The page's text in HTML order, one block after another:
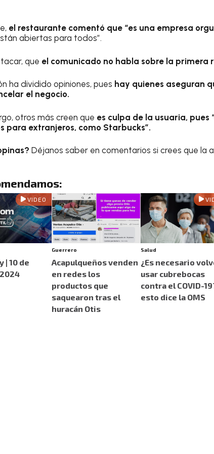
el restaurante comentó que “es una empresa
abiertas para todos”.
que el comunicado no habla sobre la primera
ha dividido opiniones, pues hay quienes aseguran
el negocio.
otros más creen que es culpa de la usuaria, pues
para extranjeros, como Starbucks”.
Déjanos saber en comentarios si crees que la
VIDEO
| 10 de
Guerrero
Acapulqueños venden
en redes los
productos que
saquearon tras el
huracán Otis
Salud
¿Es necesario
usar cubrebocas
contra el COVID-
esto dice la OMS